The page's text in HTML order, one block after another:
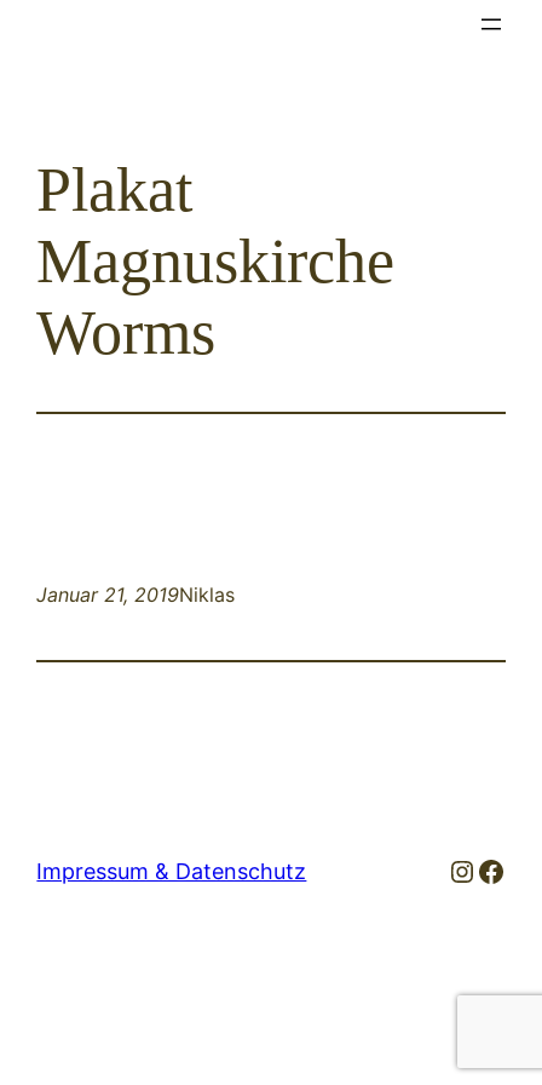
Plakat
Magnuskirche
Worms
Januar 21, 2019Niklas
Impressum & Datenschutz